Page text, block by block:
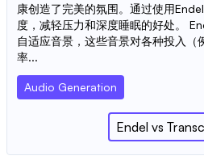
康创造了完美的氛围。通过使用
度，减轻压力和深度睡眠的好处。
自适应音景，这些音景对各种投入（
率...
Audio Generation
Endel vs